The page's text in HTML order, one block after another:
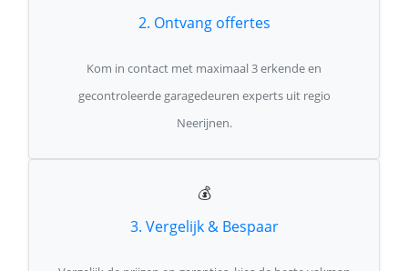
2. Ontvang offertes
Kom in contact met maximaal 3 erkende en
gecontroleerde garagedeuren experts uit regio
Neerijnen.
💰
3. Vergelijk & Bespaar